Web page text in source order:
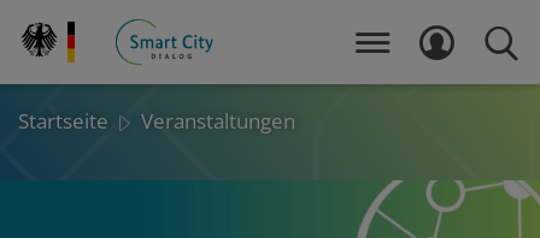
zum
MENÜ LOGIN
Startseite Veranstaltungen